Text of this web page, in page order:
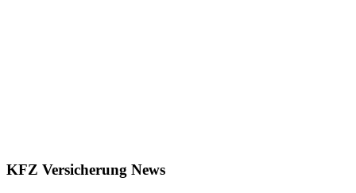
KFZ Versicherung News